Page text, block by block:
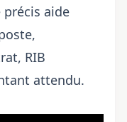
précis aide
RIB
attendu.